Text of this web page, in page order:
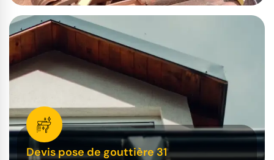
Devis pose de gouttière 31